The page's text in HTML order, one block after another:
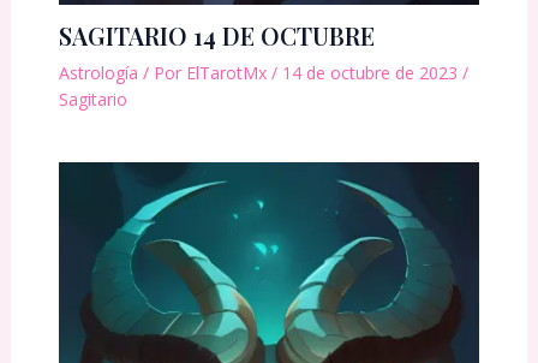
SAGITARIO 14 DE OCTUBRE
Astrología / Por ElTarotMx / 14 de octubre de 2023 /
Sagitario